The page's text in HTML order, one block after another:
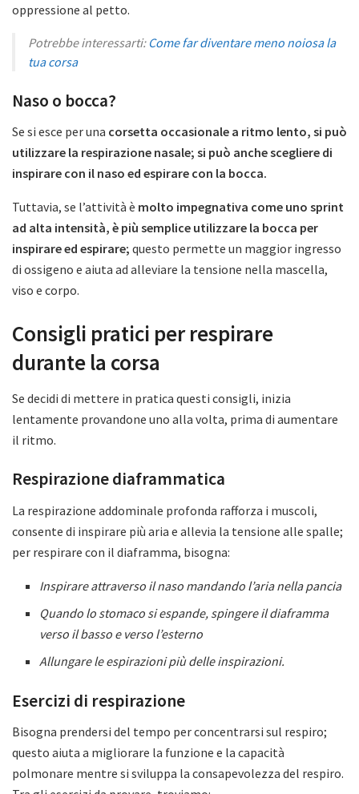
oppressione al petto.
Potrebbe interessarti: Come far diventare meno noiosa la
tua corsa
Naso o bocca?
Se si esce per una corsetta occasionale a ritmo lento, si può
utilizzare la respirazione nasale; si può anche scegliere di
inspirare con il naso ed espirare con la bocca.
Tuttavia, se l’attività è molto impegnativa come uno sprint
ad alta intensità, è più semplice utilizzare la bocca per
inspirare ed espirare; questo permette un maggior ingresso
di ossigeno e aiuta ad alleviare la tensione nella mascella,
viso e corpo.
Consigli pratici per respirare
durante la corsa
Se decidi di mettere in pratica questi consigli, inizia
lentamente provandone uno alla volta, prima di aumentare
il ritmo.
Respirazione diaframmatica
La respirazione addominale profonda rafforza i muscoli,
consente di inspirare più aria e allevia la tensione alle spalle;
per respirare con il diaframma, bisogna:
Inspirare attraverso il naso mandando l’aria nella pancia
Quando lo stomaco si espande, spingere il diaframma
verso il basso e verso l’esterno
Allungare le espirazioni più delle inspirazioni.
Esercizi di respirazione
Bisogna prendersi del tempo per concentrarsi sul respiro;
questo aiuta a migliorare la funzione e la capacità
polmonare mentre si sviluppa la consapevolezza del respiro.